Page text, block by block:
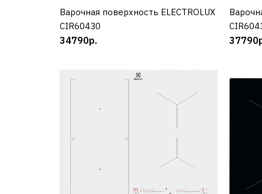
КУПИТЬ
Варочная поверхность ELECTROLUX
CIR60430
34790р.